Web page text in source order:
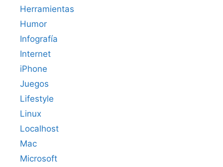
Herramientas
Humor
Infografía
Internet
iPhone
Juegos
Lifestyle
Linux
Localhost
Mac
Microsoft